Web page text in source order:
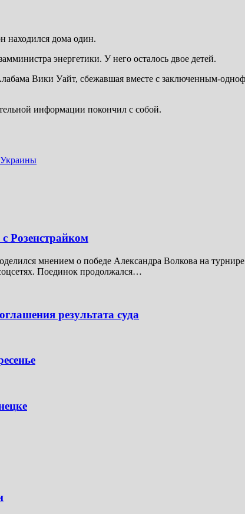
находился дома один.
энергетики. У него осталось двое детей.
Вики Уайт, сбежавшая вместе с заключенным-
информации покончил с собой.
Украины
Розенстрайком
мнением о победе Александра Волкова на
Поединок продолжался…
результата суда